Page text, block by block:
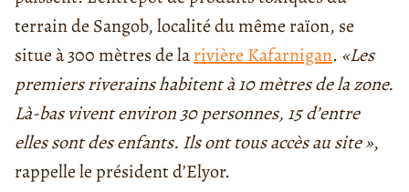
terrain de Sangob, localité du même raïon, se
situe à 300 mètres de larivière Kafarnigan. «Les
premiers riverains habitent à 10 mètres de la zone.
Là-bas vivent environ 30 personnes, 15 d’entre
elles sont des enfants. Ils ont tous accès au site »,
rappelle le président d’Elyor.